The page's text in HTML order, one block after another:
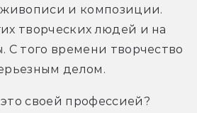
живописи и композиции.
творческих людей и на
С того времени творчество
делом.
своей профессией?